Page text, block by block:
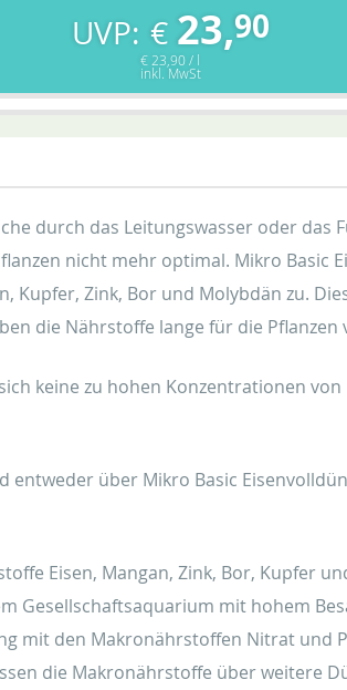
€ 23,90
€ 23,90 / l
inkl. MwSt
durch das Leitungswasser oder das
nicht mehr optimal. Mikro Basic
Kupfer, Zink, Bor und Molybdän zu.
die Nährstoffe lange für die Pflanzen
keine zu hohen Konzentrationen
über Mikro Basic
Eisen, Mangan, Zink, Bor, Kupfer
Gesellschaftsaquarium mit hohem
mit den Makronährstoffen Nitrat und
die Makronährstoffe über weitere